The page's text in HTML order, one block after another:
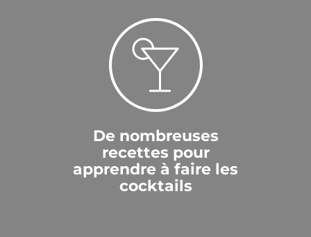
De nombreuses
recettes pour
apprendre à faire les
cocktails